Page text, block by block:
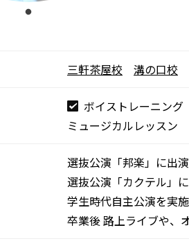
三軒茶屋校 溝の口校
ボイストレーニング
ミュージカルレッスン
選抜公演「邦楽」に出演
選抜公演「カクテル」
学生時代自主公演を実施
卒業後 路上ライブや、